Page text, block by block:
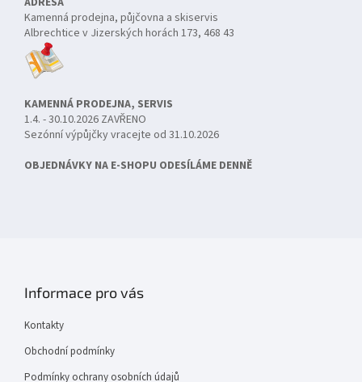
Kamenná prodejna, půjčovna a skiservis
Albrechtice v Jizerských horách 173, 468 43
KAMENNÁ PRODEJNA, SERVIS
1.4. - 30.10.2026 ZAVŘENO
Sezónní výpůjčky vracejte od 31.10.2026
OBJEDNÁVKY NA E-SHOPU ODESÍLÁME DENNĚ
Informace pro vás
Kontakty
Obchodní podmínky
Podmínky ochrany osobních údajů